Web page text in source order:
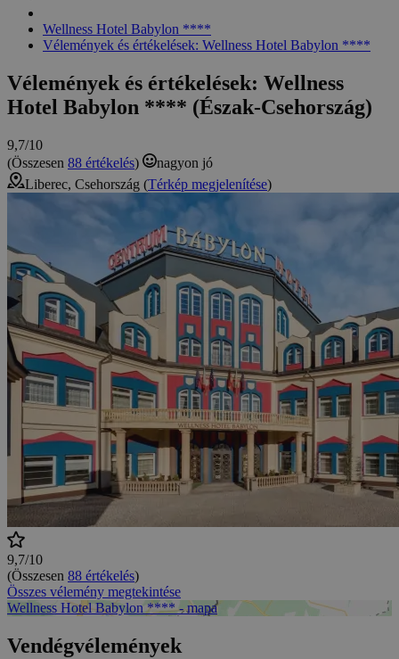
Wellness Hotel Babylon ****
Vélemények és értékelések: Wellness Hotel Babylon ****
Vélemények és értékelések: Wellness
Hotel Babylon **** (Észak-Csehország)
9,7/10
(Összesen 88 értékelés)
nagyon jó
Liberec, Csehország (Térkép megjelenítése)
9,7/10
(Összesen 88 értékelés)
Összes vélemény megtekintése
Wellness Hotel Babylon **** - mapa
Vendégvélemények